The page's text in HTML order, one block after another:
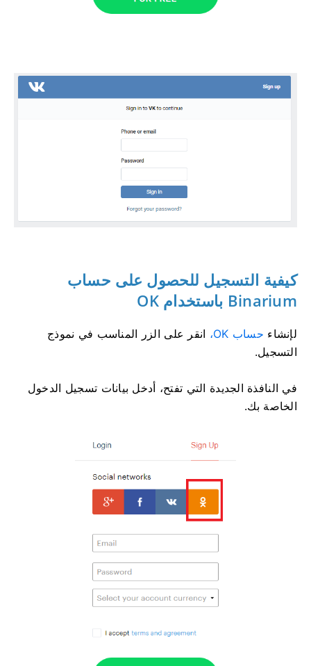
كيفية التسجيل للحصول على حساب
Binarium باستخدام OK
لإنشاء حساب OK،
انقر على الزر المناسب في نموذج
التسجيل.
في النافذة الجديدة التي تفتح، أدخل بيانات تسجيل الدخول
الخاصة بك.